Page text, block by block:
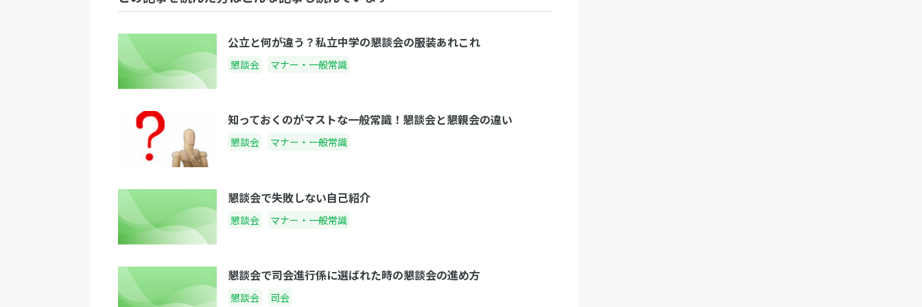
公立と何が違う？私立中学の懇談会の服装あれこれ
懇談会 マナー・一般常識
知っておくのがマストな一般常識！懇談会と懇親会の違い
懇談会 マナー・一般常識
懇談会で失敗しない自己紹介
懇談会 マナー・一般常識
懇談会で司会進行係に選ばれた時の懇談会の進め方
懇談会 司会